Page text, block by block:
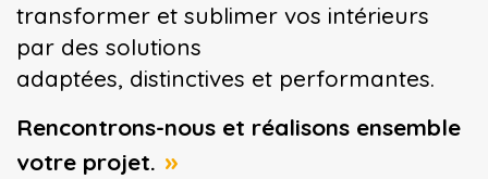
transformer et sublimer vos intérieurs
par des solutions
adaptées, distinctives et performantes.
Rencontrons-nous et réalisons ensemble
votre projet. »